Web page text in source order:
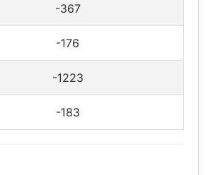
-367
-176
-1223
-183